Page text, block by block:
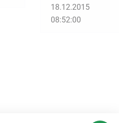
18.12.2015
08:52:00